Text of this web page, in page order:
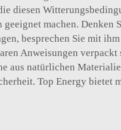
diesen
machen. Denken
besprechen Sie mit
Anweisungen verpackt
aus natürlichen
Top Energy bietet